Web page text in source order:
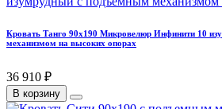
Кровать Танго 90х190 Микровелюр Инфинити 10
механизмом на высоких опорах
36 910 ₽
В корзину